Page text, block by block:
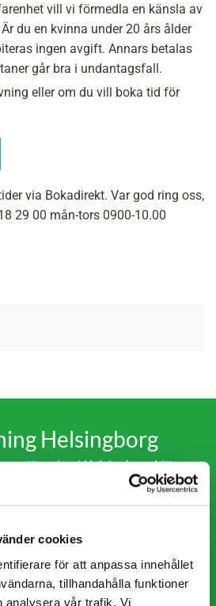
cookies
för att anpassa innehållet
tillhandahålla funktioner
analysera vår trafik. Vi
vill vi förmedla en känsla av
du en kvinna under 20 års ålder
ingen avgift. Annars betalas
går bra i undantagsfall.
eller om du vill boka tid för
via Bokadirekt. Var god ring oss,
29 00 mån-tors 0900-10.00
Helsingborg
i Helsingborg hittar
Kullagatan möts. Ingången till
Vi ligger på tredje
Skåne.